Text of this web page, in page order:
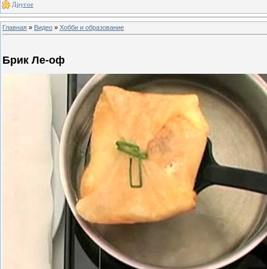
Другое
Главная » Видео » Хобби и образование
Брик Ле-оф